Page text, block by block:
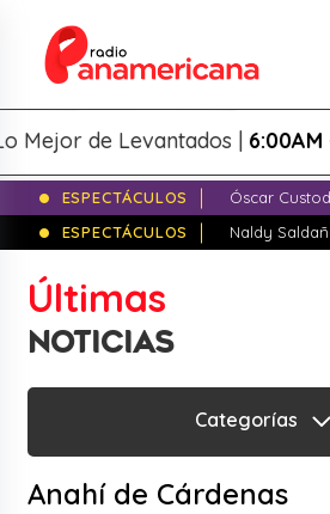
Mejor de Levantados | 6:00AM
ESPECTÁCULOS
Óscar
ESPECTÁCULOS
Naldy
Últimas
NOTICIAS
Categorías
Anahí de Cárdenas